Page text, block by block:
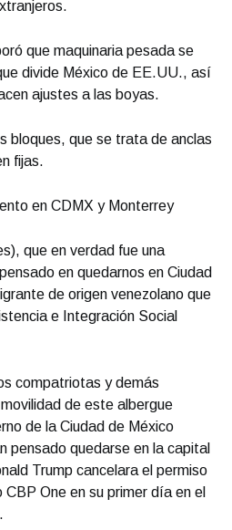
que maquinaria pesada se
divide México de EE.UU., así
ajustes a las boyas.
bloques, que se trata de anclas
fijas.
en CDMX y Monterrey
que en verdad fue una
en quedarnos en Ciudad
de origen venezolano que
e Integración Social
compatriotas y demás
de este albergue
de la Ciudad de México
pensado quedarse en la capital
Trump cancelara el permiso
One en su primer día en el